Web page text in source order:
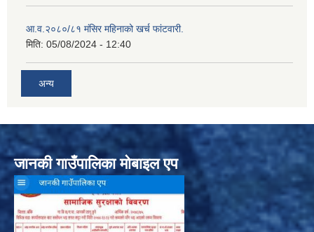
आ.व.२०८०/८१ मंसिर महिनाको खर्च फांटवारी.
मिति: 05/08/2024 - 12:40
अन्य
जानकी गाउँपालिका मोबाइल एप